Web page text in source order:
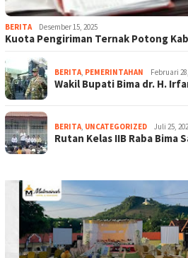
BERITA Desember 15, 2025
Kuota Pengiriman Ternak Potong
BERITA PEMERINTAHAN Februari
Wakil Bupati Bima dr. H.
BERITA UNCATEGORIZED Juli 25,
Rutan Kelas IIB Raba